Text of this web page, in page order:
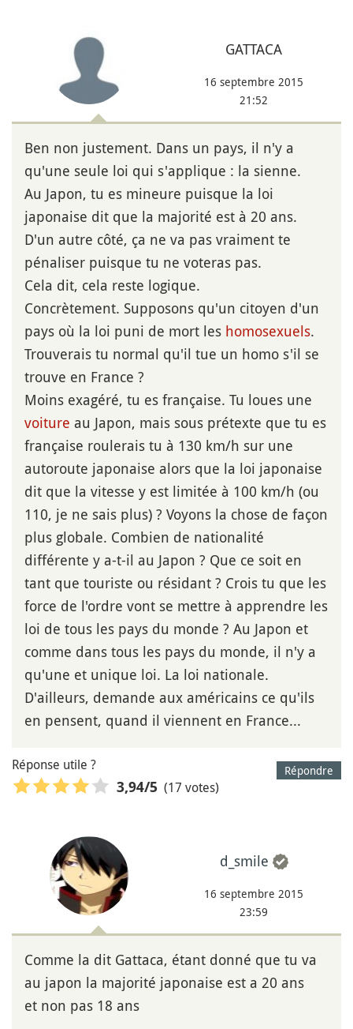
GATTACA
16 septembre 2015
21:52
Ben non justement. Dans un pays, il n'y a
qu'une seule loi qui s'applique : la sienne.
Au Japon, tu es mineure puisque la loi
japonaise dit que la majorité est à 20 ans.
D'un autre côté, ça ne va pas vraiment te
pénaliser puisque tu ne voteras pas.
Cela dit, cela reste logique.
Concrètement. Supposons qu'un citoyen d'un
pays où la loi puni de mort les homosexuels.
Trouverais tu normal qu'il tue un homo s'il se
trouve en France ?
Moins exagéré, tu es française. Tu loues une
voiture au Japon, mais sous prétexte que tu es
française roulerais tu à 130 km/h sur une
autoroute japonaise alors que la loi japonaise
dit que la vitesse y est limitée à 100 km/h (ou
110, je ne sais plus) ? Voyons la chose de façon
plus globale. Combien de nationalité
différente y a-t-il au Japon ? Que ce soit en
tant que touriste ou résidant ? Crois tu que les
force de l'ordre vont se mettre à apprendre les
loi de tous les pays du monde ? Au Japon et
comme dans tous les pays du monde, il n'y a
qu'une et unique loi. La loi nationale.
D'ailleurs, demande aux américains ce qu'ils
en pensent, quand il viennent en France...
Répondre
Réponse utile ?
3,94/5 (17 votes)
d_smile
16 septembre 2015
23:59
Comme la dit Gattaca, étant donné que tu va
au japon la majorité japonaise est a 20 ans
et non pas 18 ans